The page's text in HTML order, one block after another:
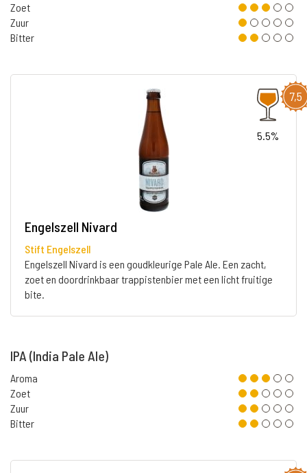
Zoet
Zuur
Bitter
7,5
5.5%
Engelszell Nivard
Stift Engelszell
Engelszell Nivard is een goudkleurige Pale Ale. Een zacht,
zoet en doordrinkbaar trappistenbier met een licht fruitige
bite.
IPA (India Pale Ale)
Aroma
Zoet
Zuur
Bitter